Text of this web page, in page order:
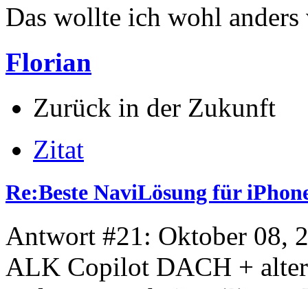
Das wollte ich wohl anders
Florian
Zurück in der Zukunft
Zitat
Re:Beste NaviLösung für
Antwort #21: Oktober 08,
ALK Copilot DACH +